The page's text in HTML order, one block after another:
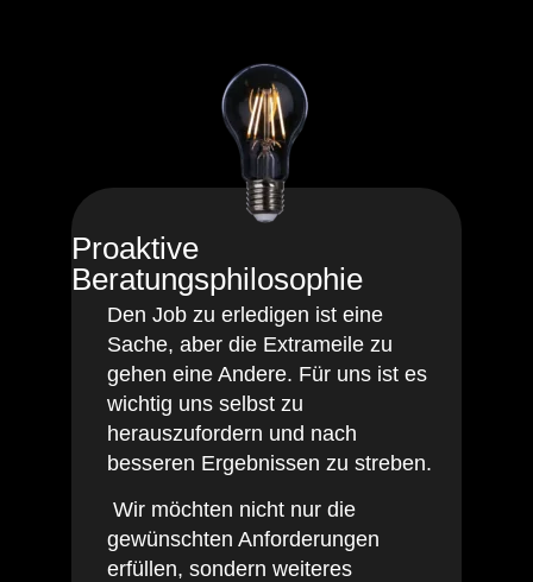
Proaktive
Beratungsphilosophie
Den Job zu erledigen ist eine
Sache, aber die Extrameile zu
gehen eine Andere. Für uns ist es
wichtig uns selbst zu
herauszufordern und nach
besseren Ergebnissen zu streben.
Wir möchten nicht nur die
gewünschten Anforderungen
erfüllen, sondern weiteres